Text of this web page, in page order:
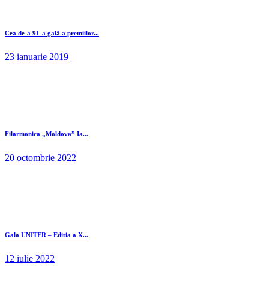
Cea de-a 91-a gală a premiilor...
23 ianuarie 2019
Filarmonica „Moldova” Ia...
20 octombrie 2022
Gala UNITER – Editia a X...
12 iulie 2022